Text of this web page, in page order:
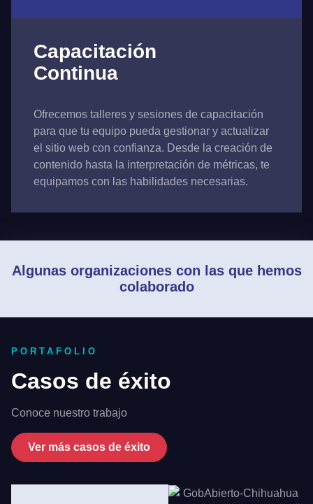
Capacitación
Continua
Ofrecemos talleres y sesiones de capacitación
para que tu equipo pueda gestionar y actualizar
el sitio web con confianza. Desde la creación de
contenido hasta la interpretación de métricas, te
equipamos con las habilidades necesarias.
Algunas organizaciones con las que hemos
colaborado
PORTAFOLIO
Casos de éxito
Conoce nuestro trabajo
Ver más casos de éxito